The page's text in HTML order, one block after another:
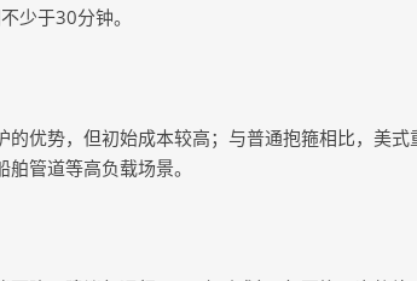
少于30分钟。
优势，但初始成本较高；与普通抱箍相比，美
管道等高负载场景。